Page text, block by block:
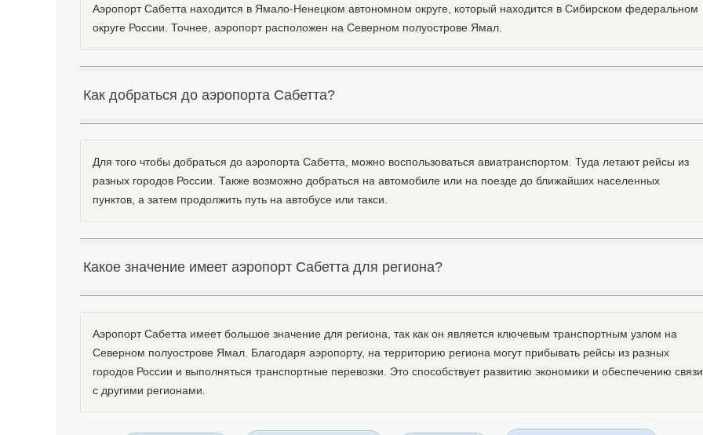
Аэропорт Сабетта находится в Ямало-Ненецком автономном округе, который находится в Сибирском федеральном
округе России. Точнее, аэропорт расположен на Северном полуострове Ямал.
Как добраться до аэропорта Сабетта?
Для того чтобы добраться до аэропорта Сабетта, можно воспользоваться авиатранспортом. Туда летают рейсы из
разных городов России. Также возможно добраться на автомобиле или на поезде до ближайших населенных
пунктов, а затем продолжить путь на автобусе или такси.
Какое значение имеет аэропорт Сабетта для региона?
Аэропорт Сабетта имеет большое значение для региона, так как он является ключевым транспортным узлом на
Северном полуострове Ямал. Благодаря аэропорту, на территорию региона могут прибывать рейсы из разных
городов России и выполняться транспортные перевозки. Это способствует развитию экономики и обеспечению связи
с другими регионами.